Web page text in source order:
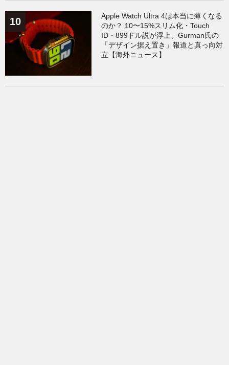
Apple Watch Ultra 4は本当に薄くなる
のか？ 10〜15%スリム化・Touch
ID・899ドル説が浮上、Gurman氏の
「デザイン据え置き」報道と真っ向対
立【海外ニュース】